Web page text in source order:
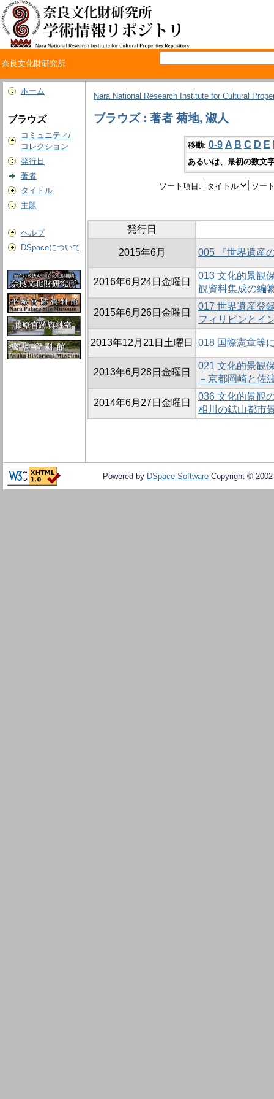
奈良文化財研究所
ホーム
ブラウズ
コミュニティ/
コレクション
発行日
著者
タイトル
主題
ヘルプ
DSpaceについて
Nara National Research Institute for Cultural
ブラウズ : 著者 菊地, 淑人
移動: 0-9 A B C D E
あるいは、最初の数文
ソート項目: ソー
発行日
2015年6月 005 『世界遺産
2016年6月24日金曜日
013 文化的景観
観資料集成の編
2015年6月26日金曜日
017 世界遺産登
フィリピンとイ
2013年12月21日土曜日 018 国際憲章等
2013年6月28日金曜日
021 文化的景観
－京都岡崎と佐
2014年6月27日金曜日
036 文化的景観
相川の鉱山都市
Powered by DSpace Software Copyright ©